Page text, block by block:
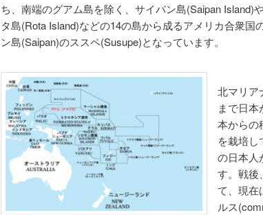
ち、南端のグアム島を除く、サイパン島(Saipan Island)
タ島(Rota Island)などの14の島から成るアメリカ合衆国
ン島(Saipan)のススペ(Susupe)となっています。
北マリア
まで日
本からの
を栽培し
の日本人
す。戦後
て、現在
ルス